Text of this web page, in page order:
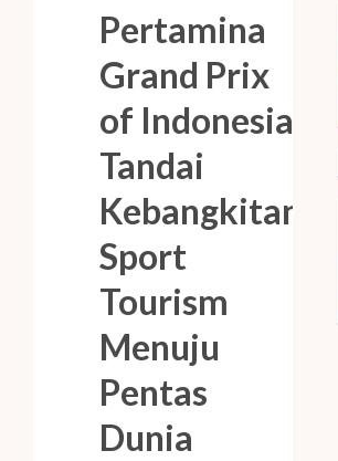
Pertamina
Grand Prix
of Indonesia
Tandai
Kebangkitan
Sport
Tourism
Menuju
Pentas
Dunia